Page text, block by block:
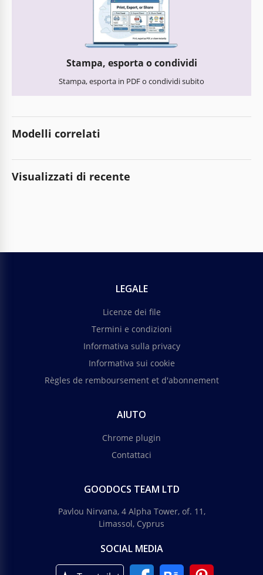
Stampa, esporta o condividi
Stampa, esporta in PDF o condividi subito
Modelli correlati
Visualizzati di recente
LEGALE
Licenze dei file
Termini e condizioni
Informativa sulla privacy
Informativa sui cookie
Règles de remboursement et d'abonnement
AIUTO
Chrome plugin
Contattaci
GOODOCS TEAM LTD
Pavlou Nirvana, 4 Alpha Tower, of. 11,
Limassol, Cyprus
SOCIAL MEDIA